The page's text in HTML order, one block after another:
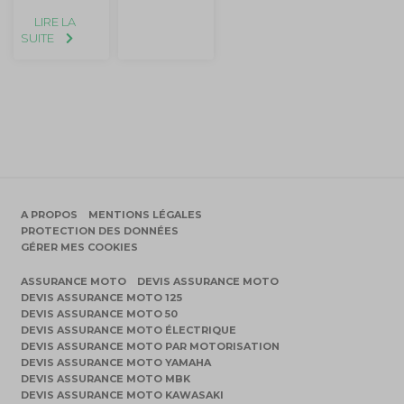
LIRE LA
SUITE
A PROPOS
MENTIONS LÉGALES
PROTECTION DES DONNÉES
GÉRER MES COOKIES
ASSURANCE MOTO
DEVIS ASSURANCE MOTO
DEVIS ASSURANCE MOTO 125
DEVIS ASSURANCE MOTO 50
DEVIS ASSURANCE MOTO ÉLECTRIQUE
DEVIS ASSURANCE MOTO PAR MOTORISATION
DEVIS ASSURANCE MOTO YAMAHA
DEVIS ASSURANCE MOTO MBK
DEVIS ASSURANCE MOTO KAWASAKI